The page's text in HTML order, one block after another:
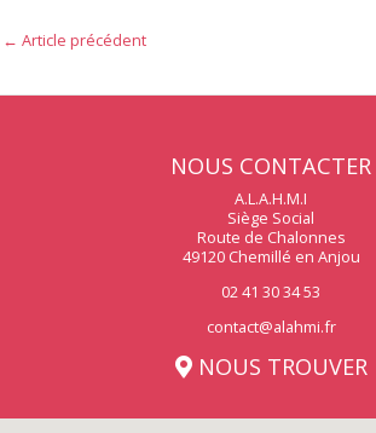
← Article précédent
NOUS CONTACTER
A.L.A.H.M.I
Siège Social
Route de Chalonnes
49120 Chemillé en Anjou
02 41 30 34 53
contact@alahmi.fr
NOUS TROUVER